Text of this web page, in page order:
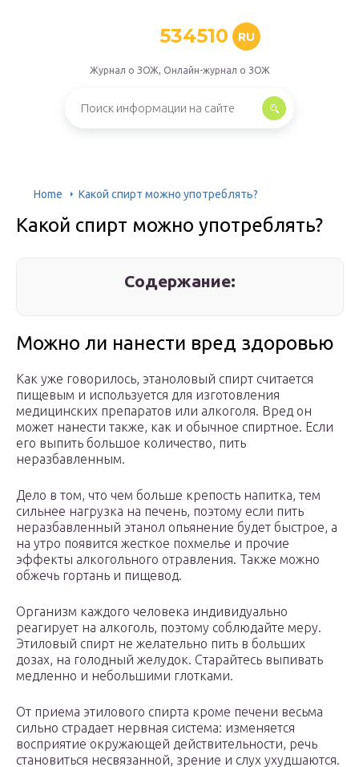
534510 RU
Журнал о ЗОЖ, Онлайн-журнал о ЗОЖ
Home Какой спирт можно употреблять?
Какой спирт можно употреблять?
Содержание:
Можно ли нанести вред здоровью
Как уже говорилось, этаноловый спирт считается
пищевым и используется для изготовления
медицинских препаратов или алкоголя. Вред он
может нанести также, как и обычное спиртное. Если
его выпить большое количество, пить
неразбавленным.
Дело в том, что чем больше крепость напитка, тем
сильнее нагрузка на печень, поэтому если пить
неразбавленный этанол опьянение будет быстрое, а
на утро появится жесткое похмелье и прочие
эффекты алкогольного отравления. Также можно
обжечь гортань и пищевод.
Организм каждого человека индивидуально
реагирует на алкоголь, поэтому соблюдайте меру.
Этиловый спирт не желательно пить в больших
дозах, на голодный желудок. Старайтесь выпивать
медленно и небольшими глотками.
От приема этилового спирта кроме печени весьма
сильно страдает нервная система: изменяется
восприятие окружающей действительности, речь
становиться несвязанной, зрение и слух ухудшаются.